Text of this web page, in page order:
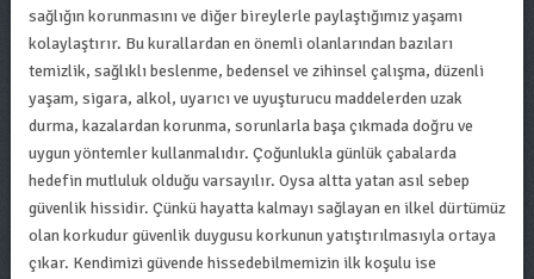
sağlığın korunmasını ve diğer bireylerle paylaştığımız yaşamı
kolaylaştırır. Bu kurallardan en önemli olanlarından bazıları
temizlik, sağlıklı beslenme, bedensel ve zihinsel çalışma, düzenli
yaşam, sigara, alkol, uyarıcı ve uyuşturucu maddelerden uzak
durma, kazalardan korunma, sorunlarla başa çıkmada doğru ve
uygun yöntemler kullanmalıdır. Çoğunlukla günlük çabalarda
hedefin mutluluk olduğu varsayılır. Oysa altta yatan asıl sebep
güvenlik hissidir. Çünkü hayatta kalmayı sağlayan en ilkel dürtümüz
olan korkudur güvenlik duygusu korkunun yatıştırılmasıyla ortaya
çıkar. Kendimizi güvende hissedebilmemizin ilk koşulu ise